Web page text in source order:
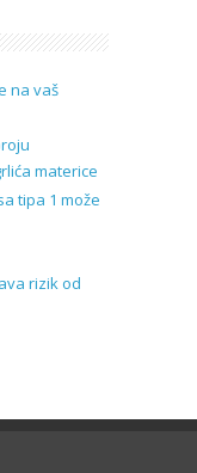
na vaš
materice
tipa 1 može
rizik od